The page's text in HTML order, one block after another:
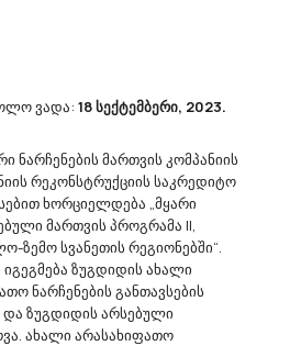
CPV 2495500...
Აცხადებს Ბაზრის Კვლევას
(შეკეთება) და რეკონსტრუქცია.
22/07/2026
folders/1N2ricVyvnVej10uvNB3byg34
კომპანია“ ატარებს
სატრანსპორტო კომპანიის“
5 და მე-6 სართულების
ვადა: 18 სექტემბერი, 2023.
ნარჩენების მართვის კომპანიის
რეკონსტრუქციის საკრედიტო
ხორციელდება „მყარი
მართვის პროგრამა II,
ზემო სვანეთის რეგიონებში“.
ზუგდიდის ახალი
ნარჩენების განთავსების
და ზუგდიდის არსებული
ახალი არასახიფათო